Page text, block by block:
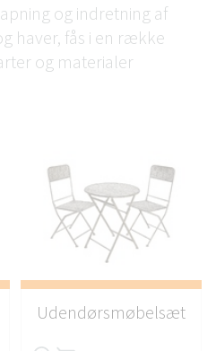
og indretning af
haver, fås i en række
og materialer
Udendørsmøbelsæt